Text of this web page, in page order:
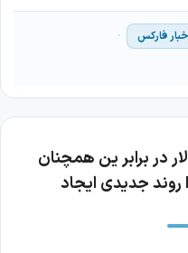
فارکس
در برابر ین همچنان
قدرتمند است؛ آیا گزارش NFP روند جدیدی ایجاد